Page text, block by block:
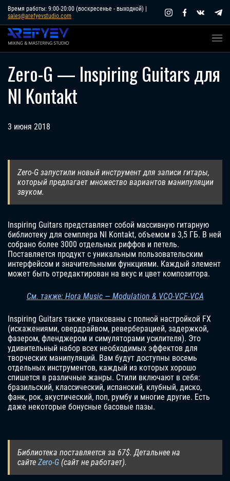
Skip
content
Время работы: 9:00-20:00 (воскресенье - выходной) |
sales@arefyevstudio.com
Zero-G — Inspiring Guitars для
NI Kontakt
3 июня 2018
Zero-G запустили новый инструмент для записи гитары,
который предлагает множество вариантов манипуляции
звуком.
Inspiring Guitars представляет собой массивную гитарную
библиотеку для семплера NI Kontakt, объемом в 3,5 ГБ. В ней
собрано более 3000 отдельных риффов и петель.
Поставляется продукт с уникальным пользовательским
интерфейсом и значительными функциями. Каждый элемент
может быть отредактирован на вкус и цвет композитора.
См. также: Hora Music — Modulation & VCO-VCF-VCA
Inspiring Guitars также упакованы с полной настройкой FX
(искажениями, овердрайвом, реверберацией, задержкой,
фазером, фленджером и симуляторами усилителя). Это
удивительный набор всех необходимых эффектов для
творческих манипуляций. Вам будут доступны восемь
отдельных инструментов, каждый из которых хорошо
спишется в различные жанры. Стили включают в себя:
бразильский, классический, испанский, клубный, диско,
фанк, рок, акустический, поп, румбу и многие другие. Есть
даже некоторые бонусные басовые пазы.
Библиотека поставляется за 67$. Детальнее на
сайте Zero-G (сайт не работает).